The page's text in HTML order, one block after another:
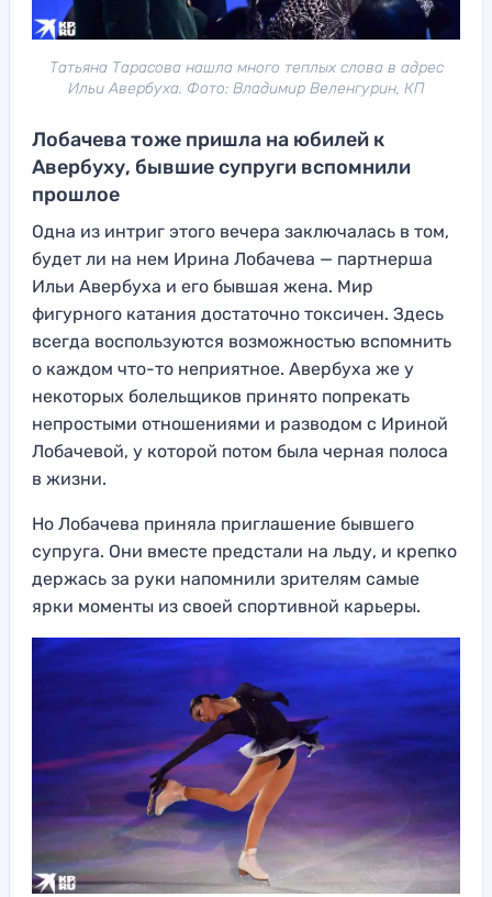
Татьяна Тарасова нашла много теплых слова в адрес
Ильи Авербуха. Фото: Владимир Веленгурин, КП
Лобачева тоже пришла на юбилей к
Авербуху, бывшие супруги вспомнили
прошлое
Одна из интриг этого вечера заключалась в том,
будет ли на нем Ирина Лобачева — партнерша
Ильи Авербуха и его бывшая жена. Мир
фигурного катания достаточно токсичен. Здесь
всегда воспользуются возможностью вспомнить
о каждом что-то неприятное. Авербуха же у
некоторых болельщиков принято попрекать
непростыми отношениями и разводом с Ириной
Лобачевой, у которой потом была черная полоса
в жизни.
Но Лобачева приняла приглашение бывшего
супруга. Они вместе предстали на льду, и крепко
держась за руки напомнили зрителям самые
ярки моменты из своей спортивной карьеры.